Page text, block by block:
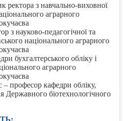
ректора з навчально-виховної
аграрного
з науково-педагогічної та
національного аграрного
бухгалтерського обліку і
аграрного
– професор кафедри обліку,
Державного біотехнологічного